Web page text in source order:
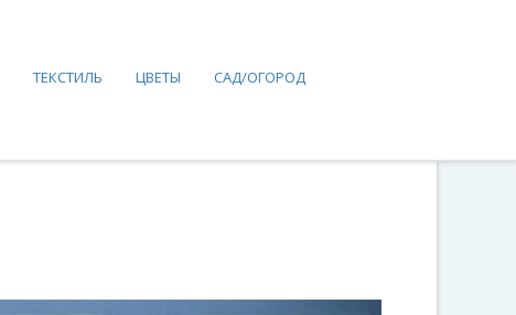
ТЕКСТИЛЬ ЦВЕТЫ САД/ОГОРОД